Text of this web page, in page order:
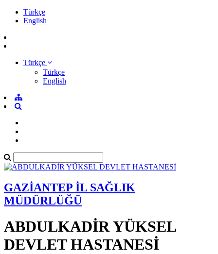
Türkçe
English
Türkçe
Türkçe
English
GAZİANTEP İL SAĞLIK
MÜDÜRLÜĞÜ
ABDULKADİR YÜKSEL
DEVLET HASTANESİ